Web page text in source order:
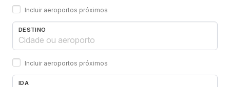
Incluir aeroportos próximos
DESTINO
Incluir aeroportos próximos
IDA